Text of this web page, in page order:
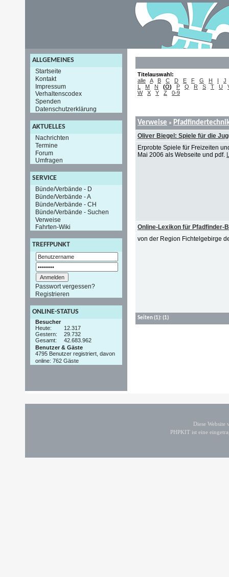
ALLGEMEINES
Startseite
Kontakt
Impressum
Verhaltenscodex
Spenden
Datenschutzerklärung
AKTUELLES
Nachrichten
Termine
Forum
Umfragen
SERVICE
Bünde/Verbände - D
Bünde/Verbände - A
Bünde/Verbände - CH
Bünde/Verbände - Suchen
Verweise
Fahrten-Wiki
TREFFPUNKT
Passwort vergessen?
Registrieren
ONLINE-STATUS
Besucher
Heute:
12.317
Gestern:
29.732
Gesamt:
42.683.962
Benutzer & Gäste
4795 Benutzer registriert, davon
online: 762 Gäste
Titelauswahl:
alle
A B C D E F G H I
J
L
M N (O) P Q R S T U
W
X Y Z 0-9
Verweise »
Oliver Biegel: Spiele für die
Erprobte Spiele für Freizeiten
Mai 2006 als Webseite und pdf.
Online-Lexikon für Pfadfinder-
von der Region Fichtelgebirge
Seiten(1): (1)
Diese
PHPKIT ist eine